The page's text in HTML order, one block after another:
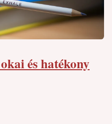
és hatékony